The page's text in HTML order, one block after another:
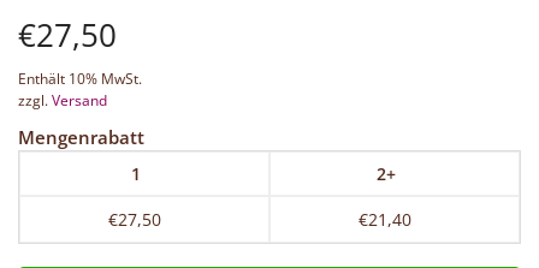
€27,50
Enthält 10% MwSt.
zzgl.Versand
Mengenrabatt
1
2+
€27,50
€21,40